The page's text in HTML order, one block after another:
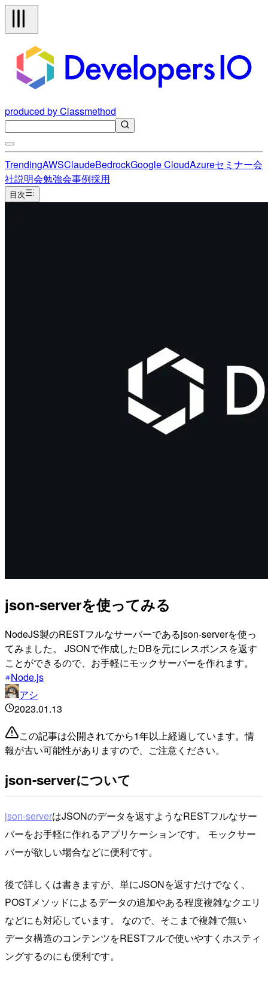
produced by Classmethod
TrendingAWSClaudeBedrockGoogle CloudAzureセミナー会
社説明会勉強会事例採用
目次
json-serverを使ってみる
NodeJS製のRESTフルなサーバーであるjson-serverを使っ
てみました。 JSONで作成したDBを元にレスポンスを返す
ことができるので、お手軽にモックサーバーを作れます。
Node.js
アシ
2023.01.13
この記事は公開されてから1年以上経過しています。情
報が古い可能性がありますので、ご注意ください。
json-serverについて
json-serverはJSONのデータを返すようなRESTフルなサー
バーをお手軽に作れるアプリケーションです。 モックサー
バーが欲しい場合などに便利です。
後で詳しくは書きますが、単にJSONを返すだけでなく、
POSTメソッドによるデータの追加やある程度複雑なクエリ
などにも対応しています。 なので、そこまで複雑で無い
データ構造のコンテンツをRESTフルで使いやすくホスティ
ングするのにも便利です。